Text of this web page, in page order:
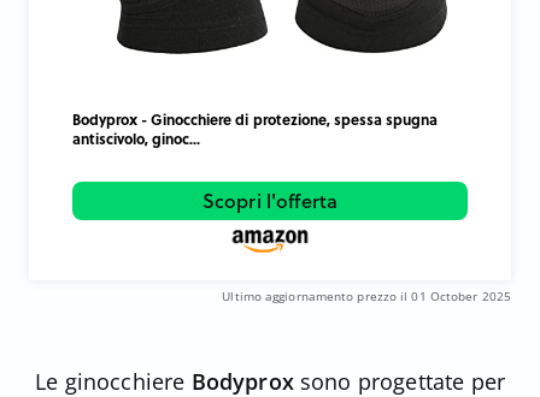
Bodyprox - Ginocchiere di protezione, spessa spugna
antiscivolo, ginoc...
Scopri l'offerta
Ultimo aggiornamento prezzo il 01 October 2025
Le ginocchiere Bodyproxsono progettate per